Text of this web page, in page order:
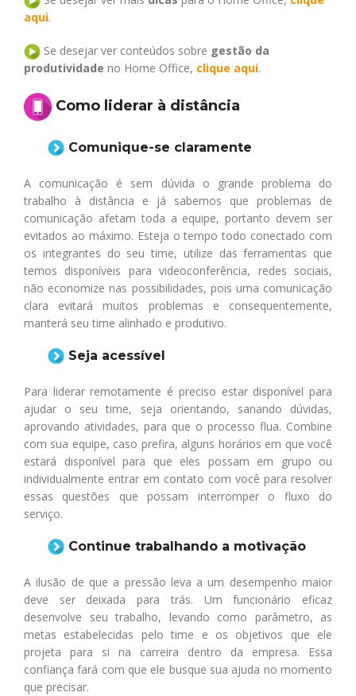
aqui.
Se desejar ver conteúdos sobre gestão da
produtividade no Home Office, clique aqui.
Como liderar à distância
Comunique-se claramente
A comunicação é sem dúvida o grande problema do
trabalho à distância e já sabemos que problemas de
comunicação afetam toda a equipe, portanto devem ser
evitados ao máximo. Esteja o tempo todo conectado com
os integrantes do seu time, utilize das ferramentas que
temos disponíveis para videoconferência, redes sociais,
não economize nas possibilidades, pois uma comunicação
clara evitará muitos problemas e consequentemente,
manterá seu time alinhado e produtivo.
Seja acessível
Para liderar remotamente é preciso estar disponível para
ajudar o seu time, seja orientando, sanando dúvidas,
aprovando atividades, para que o processo flua. Combine
com sua equipe, caso prefira, alguns horários em que você
estará disponível para que eles possam em grupo ou
individualmente entrar em contato com você para resolver
essas questões que possam interromper o fluxo do
serviço.
Continue trabalhando a motivação
A ilusão de que a pressão leva a um desempenho maior
deve ser deixada para trás. Um funcionário eficaz
desenvolve seu trabalho, levando como parâmetro, as
metas estabelecidas pelo time e os objetivos que ele
projeta para si na carreira dentro da empresa. Essa
confiança fará com que ele busque sua ajuda no momento
que precisar.